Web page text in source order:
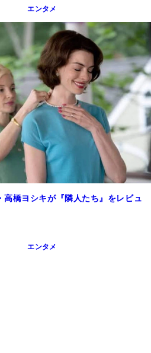
エンタメ
高橋ヨシキが『隣人たち』をレビュ
エンタメ